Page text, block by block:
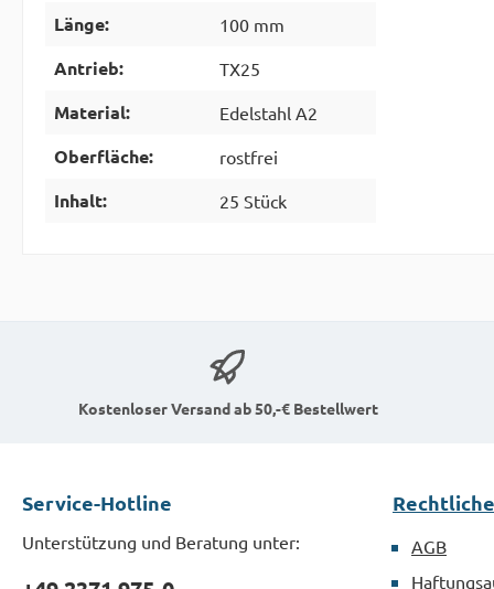
Länge: 100 mm
Antrieb: TX25
Material: Edelstahl A2
Oberfläche: rostfrei
Inhalt: 25 Stück
Kostenloser Versand ab 50,-€ Bestellwert
Service-Hotline
Unterstützung und Beratung unter:
AGB